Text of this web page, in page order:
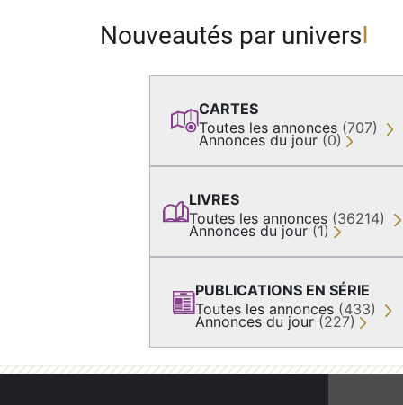
Nouveautés par univers
CARTES
Toutes les annonces (707)
Annonces du jour (0)
LIVRES
Toutes les annonces (36214)
Annonces du jour (1)
PUBLICATIONS EN SÉRIE
Toutes les annonces (433)
Annonces du jour (227)